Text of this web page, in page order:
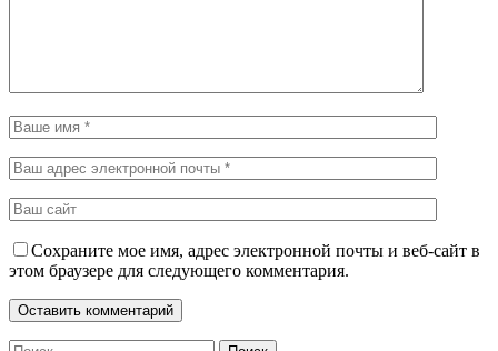
Сохраните мое имя, адрес электронной почты и веб-сайт в
этом браузере для следующего комментария.